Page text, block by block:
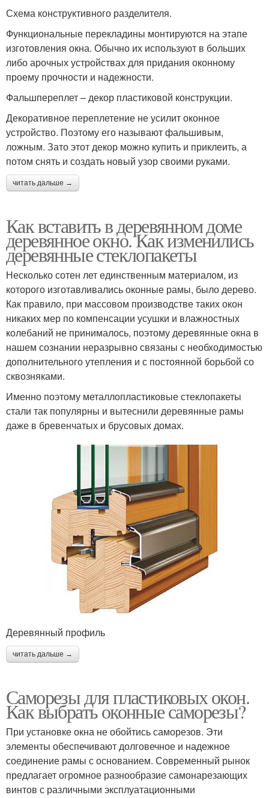
Схема конструктивного разделителя.
Функциональные перекладины монтируются на этапе
изготовления окна. Обычно их используют в больших
либо арочных устройствах для придания оконному
проему прочности и надежности.
Фальшпереплет – декор пластиковой конструкции.
Декоративное переплетение не усилит оконное
устройство. Поэтому его называют фальшивым,
ложным. Зато этот декор можно купить и приклеить, а
потом снять и создать новый узор своими руками.
читать дальше →
Как вставить в деревянном доме
деревянное окно. Как изменились
деревянные стеклопакеты
Несколько сотен лет единственным материалом, из
которого изготавливались оконные рамы, было дерево.
Как правило, при массовом производстве таких окон
никаких мер по компенсации усушки и влажностных
колебаний не принималось, поэтому деревянные окна в
нашем сознании неразрывно связаны с необходимостью
дополнительного утепления и с постоянной борьбой со
сквозняками.
Именно поэтому металлопластиковые стеклопакеты
стали так популярны и вытеснили деревянные рамы
даже в бревенчатых и брусовых домах.
Деревянный профиль
читать дальше →
Саморезы для пластиковых окон.
Как выбрать оконные саморезы?
При установке окна не обойтись саморезов. Эти
элементы обеспечивают долговечное и надежное
соединение рамы с основанием. Современный рынок
предлагает огромное разнообразие самонарезающих
винтов с различными эксплуатационными